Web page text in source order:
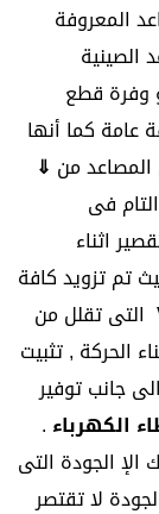
المعروفة
الصينية
وفرة قطع
عامة كما أنها
من ⇓
فى
اثناء
تم تزويد كافة
التى تقلل من
الحركة , تثبيت
جانب توفير
الكهرباء .
الإ الجودة التى
لا تقتصر